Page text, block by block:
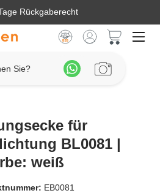
Rückgaberecht
für
BL0081 |
weiß
EB0081